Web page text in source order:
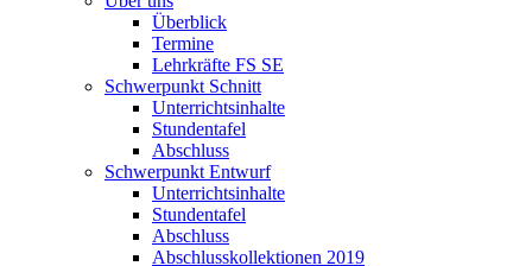
Überblick
Termine
Lehrkräfte FS SE
Schwerpunkt Schnitt
Unterrichtsinhalte
Stundentafel
Abschluss
Schwerpunkt Entwurf
Unterrichtsinhalte
Stundentafel
Abschluss
Abschlusskollektionen 2019